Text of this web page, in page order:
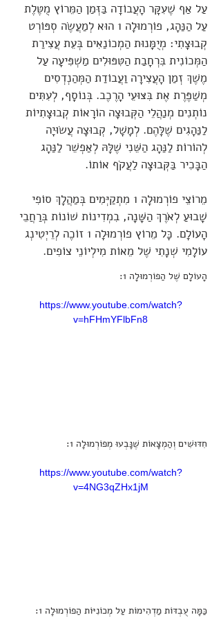
עַל אַף שֶׁעִקָּר הָעֲבוֹדָה בַּזְּמַן הַמֵּרוֹץ מֻטֶּלֶת
עַל הַנַּהָג, פוֹרְמוּלָה 1 הוּא לְמַעֲשֶׂה סְפּוֹרְט
קְבוּצָתִי: מְיֻמָּנוּת הַמְכוֹנַאִים בְּעֵת עֲצִירַת
הַמְּכוֹנִית בִּרְחָבַת הַטִּפּוּלִים מַשְׁפִּיעָה עַל
מֶשֶׁךְ זְמַן הָעֲצִירָה וַעֲבוֹדַת הַמְּהַנְדְסִים
מְשַׁפֶּרֶת אֶת בִּצּוּעֵי הָרֶכֶב. בְּנוֹסָף, לְעִתִּים
נוֹתְנִים מְנַהֲלֵי הַקְּבוּצָה הוֹרָאוֹת קְבוּצָתִיוֹת
לַנַּהָגִים שֶׁלָּהֶם. לְמָשָׁל, קְבוּצָה עֲשׂוּיָה
לְהוֹרוֹת לַנַּהָג הַשֵּׁנִי שֶׁלָּהּ לְאַפְשֵׁר לַנַּהָג
הַבָּכִיר בַּקְּבוּצָה לַעֲקֹף אוֹתוֹ.
מֵרוֹצֵי פוֹרְמוּלָה 1 מִתְקַיְּמִים בְּמַהֲלָךְ סוֹפִי
שָׁבוּעַ לְאֹרֶךְ הַשָּׁנָה, בִמְדִינוֹת שׁוֹנוֹת בְּרַחֲבֵי
הָעוֹלָם. כָּל מֵרוֹץ פוֹרְמוּלָה 1 זוֹכֶה לְרֵיְטִינְג
עוֹלָמִי שְׁנָתִי שֶׁל מֵאוֹת מִילְיוֹנֵי צוֹפִים.
הָעוֹלָם שֶׁל הַפוֹרְמוּלָה 1:
https://www.youtube.com/watch?
v=hFHmYFlbFn8
חִדּוּשִׁים וְהַמְצָאוֹת שֶׁנָּבְעוּ מְפוֹרְמוּלָה 1:
https://www.youtube.com/watch?
v=4NG3qZHx1jM
כַּמָּה עֻבְדּוֹת מַדְהִימוֹת עַל מְכוֹנִיּוֹת הַפוֹרְמוּלָה 1: